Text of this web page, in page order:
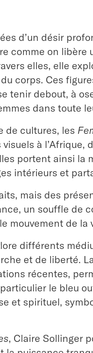
d’un désir
comme on libère
elles, elle
corps. Ces
tenir debout, à
dans toute
de cultures, les
à l’Afrique,
portent ainsi la
intérieurs et
mais des
un souffle de
mouvement de la
différents
et de liberté.
récentes,
le bleu
et spirituel,
, Claire Sollinger